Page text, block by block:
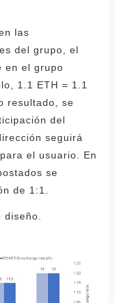
las
del grupo, el
en el grupo
1.1 ETH = 1.1
resultado, se
del
seguirá
el usuario. En
se
de 1:1.